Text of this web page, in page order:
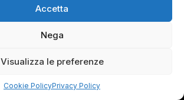
Accetta
Nega
Visualizza le preferenze
Cookie PolicyPrivacy Policy